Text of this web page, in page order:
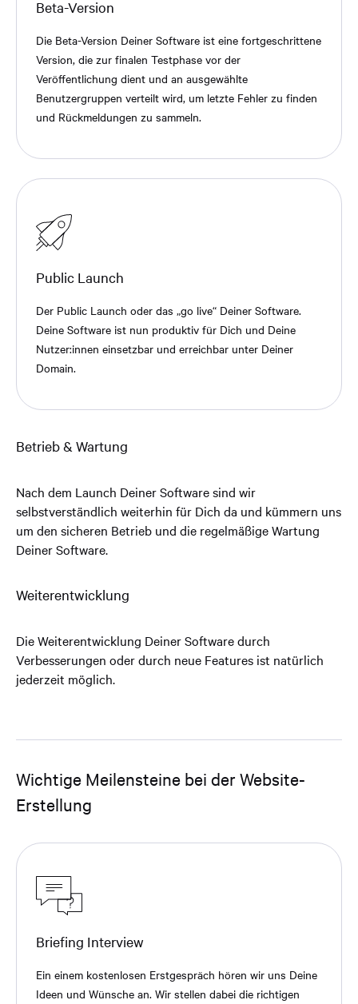
Beta-Version
Die Beta-Version Deiner Software ist eine fortgeschrittene
Version, die zur finalen Testphase vor der
Veröffentlichung dient und an ausgewählte
Benutzergruppen verteilt wird, um letzte Fehler zu finden
und Rückmeldungen zu sammeln.
Public Launch
Der Public Launch oder das „go live“ Deiner Software.
Deine Software ist nun produktiv für Dich und Deine
Nutzer:innen einsetzbar und erreichbar unter Deiner
Domain.
Betrieb & Wartung
Nach dem Launch Deiner Software sind wir
selbstverständlich weiterhin für Dich da und kümmern uns
um den sicheren Betrieb und die regelmäßige Wartung
Deiner Software.
Weiterentwicklung
Die Weiterentwicklung Deiner Software durch
Verbesserungen oder durch neue Features ist natürlich
jederzeit möglich.
Wichtige Meilensteine bei der Website-
Erstellung
Briefing Interview
Ein einem kostenlosen Erstgespräch hören wir uns Deine
Ideen und Wünsche an. Wir stellen dabei die richtigen